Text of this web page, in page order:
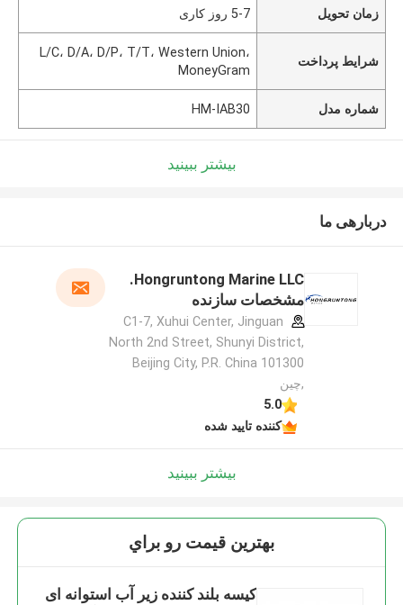
زمان تحویل 5-7 روز کاری
شرایط پرداخت
L/C، D/A، D/P، T/T، Western Union،
MoneyGram
شماره مدل HM-IAB30
بیشتر ببینید
دربارهی ما
Hongruntong Marine LLC.
مشخصات سازنده
C1-7, Xuhui Center, Jinguan
North 2nd Street, Shunyi District,
Beijing City, P.R. China 101300
,چین
5.0
کننده تایید شده
بیشتر ببینید
بهترين قيمت رو براي
کیسه بلند کننده زیر آب استوانه ای